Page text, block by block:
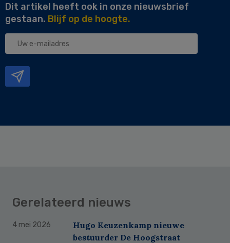
Dit artikel heeft ook in onze nieuwsbrief
gestaan. Blijf op de hoogte.
Uw
Gerelateerd nieuws
4 mei 2026
Hugo Keuzenkamp nieuwe
bestuurder De Hoogstraat